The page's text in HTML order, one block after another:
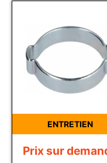
ENTRETIEN
Prix sur